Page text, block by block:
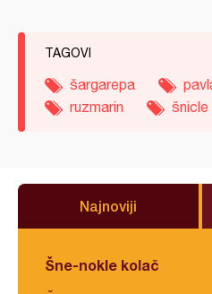
TAGOVI
šargarepa
ruzmarin
šnicle
Najnoviji
Šne-nokle kolač